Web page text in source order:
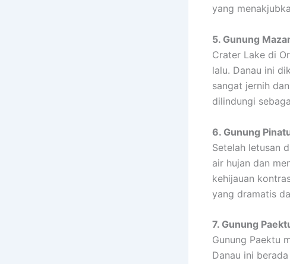
yang
5. Gunung
Crater Lake di
lalu. Danau ini
sangat jernih
dilindungi
6. Gunung
Setelah letusan
air hujan dan
kehijauan
yang dramatis
7. Gunung
Gunung Paektu
Danau ini